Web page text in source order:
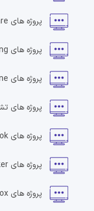
پروژه های
پروژه های
پروژه های
پروژه های
پروژه های
پروژه های
پروژه های